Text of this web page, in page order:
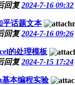
回复2024-7-16 09:32
乎话题文本
回复2024-7-16 09:26
的处理模板
回复2024-7-15 17:24
基本编程实验